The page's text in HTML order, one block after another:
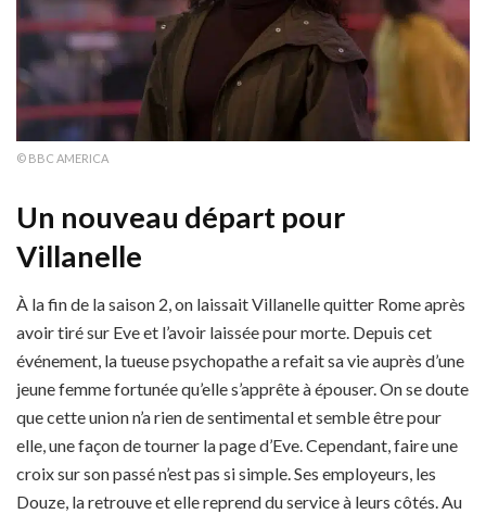
© BBC AMERICA
Un nouveau départ pour
Villanelle
À la fin de la saison 2, on laissait Villanelle quitter Rome après
avoir tiré sur Eve et l’avoir laissée pour morte. Depuis cet
événement, la tueuse psychopathe a refait sa vie auprès d’une
jeune femme fortunée qu’elle s’apprête à épouser. On se doute
que cette union n’a rien de sentimental et semble être pour
elle, une façon de tourner la page d’Eve. Cependant, faire une
croix sur son passé n’est pas si simple. Ses employeurs, les
Douze, la retrouve et elle reprend du service à leurs côtés. Au